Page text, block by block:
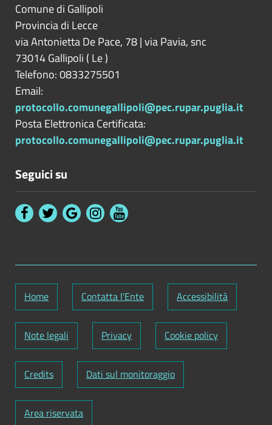
Comune di Gallipoli
Provincia di Lecce
via Antonietta De Pace, 78 | via Pavia, snc
73014Gallipoli ( Le)
Telefono: 0833275501
Email:
protocollo.comunegallipoli@pec.rupar.puglia.it
Posta Elettronica Certificata:
protocollo.comunegallipoli@pec.rupar.puglia.it
Seguici su
Home Contatta l'Ente Accessibilità
Note legali Privacy Cookie policy
Credits Dati sul monitoraggio
Area riservata